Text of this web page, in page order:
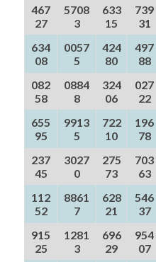
467
27
5708
3
633
15
739
31
634
08
0057
5
424
80
497
88
082
58
0884
8
324
06
027
22
655
95
9913
5
722
10
196
78
237
45
3027
0
275
73
703
63
112
52
8861
7
628
21
546
37
915
25
1281
3
696
29
954
07